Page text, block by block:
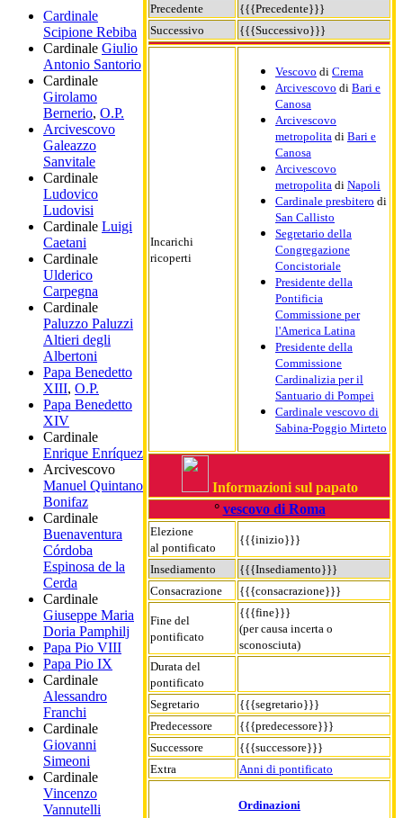
Precedente
{{{Precedente}}}
Successivo
{{{Successivo}}}
Incarichi
ricoperti
Vescovo di Crema
Arcivescovo di Bari e
Canosa
Arcivescovo
metropolita di Bari e
Canosa
Arcivescovo
metropolita di Napoli
Cardinale presbitero di
San Callisto
Segretario della
Congregazione
Concistoriale
Presidente della
Pontificia
Commissione per
l'America Latina
Presidente della
Commissione
Cardinalizia per il
Santuario di Pompei
Cardinale vescovo di
Sabina-Poggio Mirteto
Informazioni sul papato
° vescovo di Roma
Elezione
al pontificato
{{{inizio}}}
Insediamento
{{{Insediamento}}}
Consacrazione
{{{consacrazione}}}
Fine del
pontificato
{{{fine}}}
(per causa incerta o
sconosciuta)
Durata del
pontificato
Segretario
{{{segretario}}}
Predecessore
{{{predecessore}}}
Successore
{{{successore}}}
Extra
Anni di pontificato
Ordinazioni
Cardinale
Scipione Rebiba
Cardinale Giulio
Antonio Santorio
Cardinale
Girolamo
Bernerio, O.P.
Arcivescovo
Galeazzo
Sanvitale
Cardinale
Ludovico
Ludovisi
Cardinale Luigi
Caetani
Cardinale
Ulderico
Carpegna
Cardinale
Paluzzo Paluzzi
Altieri degli
Albertoni
Papa Benedetto
XIII, O.P.
Papa Benedetto
XIV
Cardinale
Enrique Enríquez
Arcivescovo
Manuel Quintano
Bonifaz
Cardinale
Buenaventura
Córdoba
Espinosa de la
Cerda
Cardinale
Giuseppe Maria
Doria Pamphilj
Papa Pio VIII
Papa Pio IX
Cardinale
Alessandro
Franchi
Cardinale
Giovanni
Simeoni
Cardinale
Vincenzo
Vannutelli